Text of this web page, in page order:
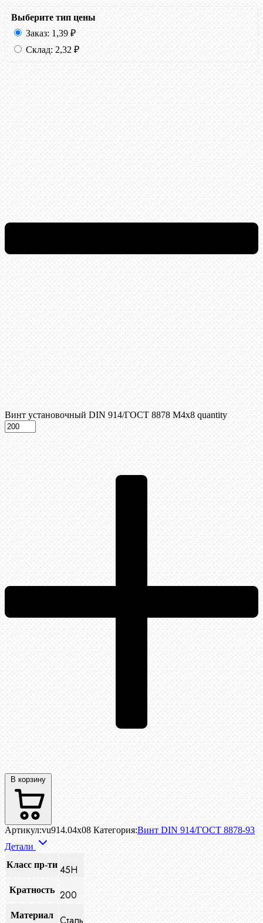
Выберите тип цены
Заказ: 1,39 ₽
Склад: 2,32 ₽
Винт установочный DIN 914/ГОСТ 8878 M4x8 quantity
В корзину
Артикул:vu914.04x08 Категория:Винт DIN 914/ГОСТ 8878-93
Детали
Класс пр-ти 45H
Кратность 200
Материал